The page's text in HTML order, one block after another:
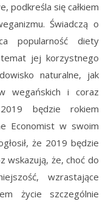
podkreśla się całkiem
Świadczą o
popularność diety
jej korzystnego
naturalne, jak
wegańskich i coraz
będzie rokiem
Economist w swoim
że 2019 będzie
wskazują, że, choć do
wzrastające
życie szczególnie